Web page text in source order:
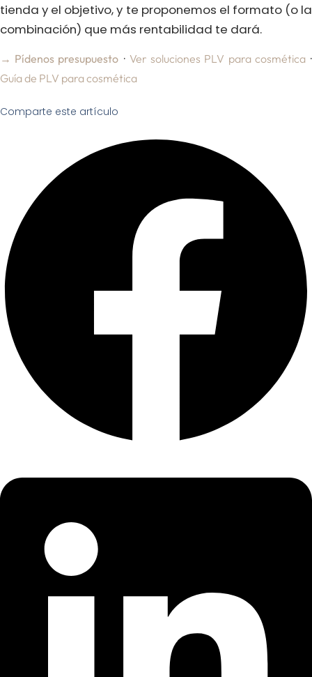
tienda y el objetivo, y te proponemos el formato (o la
combinación) que más rentabilidad te dará.
→ Pídenos presupuesto · Ver soluciones PLV para cosmética·
Guía de PLV para cosmética
Comparte este artículo